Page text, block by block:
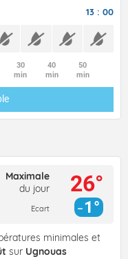
13 : 00
30
min
40
min
50
min
Maximale
du jour
Ecart
26°
1°
minimales et
sur Ugnouas